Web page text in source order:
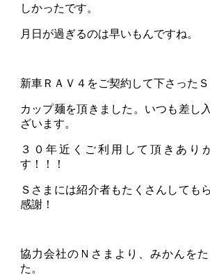
しかったです。
月日が過ぎるのは早いもんですね。
新車ＲＡＶ４をご契約して下さったＳ
カップ麺を頂きました。いつも差し
ざいます。
３０年近くご利用して頂きあり
す！！！
Ｓさまには紹介者もたくさんしても
感謝！
協力会社のＮさまより、みかんを
た。